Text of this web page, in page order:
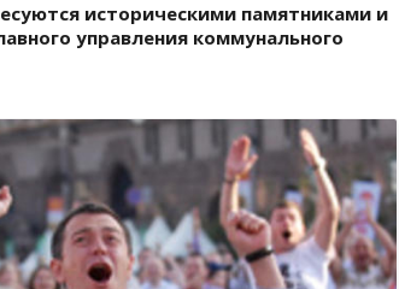
историческими памятниками и
управления коммунального